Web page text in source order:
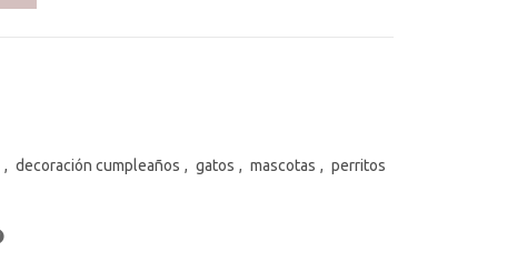
, decoración cumpleaños , gatos , mascotas , perritos